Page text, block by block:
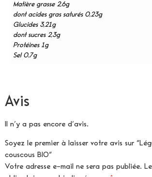
Matière grasse 2,6g
dont acides gras saturés 0,23g
Glucides 3,21g
dont sucres 2,3g
Protéines 1g
Sel 0.7g
Avis
Il n’y a pas encore d’avis.
Soyez le premier à laisser votre avis sur
couscous BIO”
Votre adresse e-mail ne sera pas publiée.